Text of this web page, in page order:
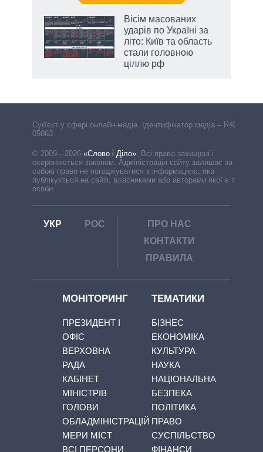
Вісім масованих
ударів по Україні за
літо: Київ та область
стали головною
ціллю рф
Cуб'єкт у сфері онлайн-медіа. Ідентифікатор медіа – R40-
05063
© 2009—2026 «Слово і Діло». Всі права захищені і
охороняються законом. Адміністрація сайту залишає за
собою право не погоджуватися з інформацією, яка
публікується на сайті, власниками або авторами якої є треті
особи.
УКР РОС
ПРО НАС
КОНТАКТИ
ПРАВИЛА
МОНІТОРИНГ
ПРЕЗИДЕНТ І
ОФІС
ВЕРХОВНА
РАДА
КАБІНЕТ
МІНІСТРІВ
ГОЛОВИ
ОБЛАДМІНІСТРАЦІЙ
МЕРИ МІСТ
ВСІ ПЕРСОНИ
ТЕМАТИКИ
БІЗНЕС
ЕКОНОМІКА
КУЛЬТУРА
НАУКА
НАЦІОНАЛЬНА
БЕЗПЕКА
ПОЛІТИКА
ПРАВО
СУСПІЛЬСТВО
ФІНАНСИ